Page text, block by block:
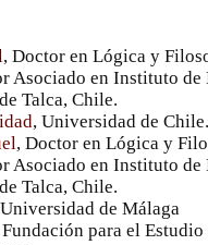
, Doctor en Lógica y
Asociado en Instituto
Talca, Chile.
, Universidad de Chile.
, Doctor en Lógica y
Asociado en Instituto
Talca, Chile.
de Málaga
Fundación para el